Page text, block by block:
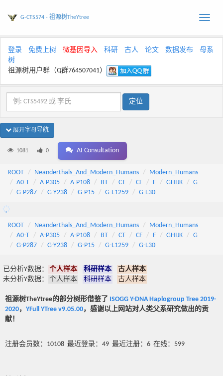
Toggle
G-CTS574 - 祖源树TheYtree
登录 免费上树 微基因导入 科研 古人 论文 数据发布
母系
树
祖源树用户群（Q群764507041）
展开字母导航
1081 0 AI Consultation
ROOT Neanderthals_And_Modern_Humans
Modern_Humans
A0-T
A-P305 A-P108 BT CT CF F GHIJK
G
G-P287
G-Y238 G-P15 G-L1259 G-L30
ROOT Neanderthals_And_Modern_Humans
Modern_Humans
A0-T
A-P305 A-P108 BT CT CF F GHIJK
G
G-P287
G-Y238 G-P15 G-L1259 G-L30
已分析Y数据： 个人样本 科研样本
古人样本
未分析Y数据：
个人样本 科研样本 古人样本
祖源树TheYtree的部分树形借鉴了 ISOGG Y-DNA Haplogroup Tree 2019-
2020， YFull YTree v9.05.00，感谢以上网站对人类父系研究做出的贡
献！
注册会员数：10108 最近登录：49 最近注册：6 在线：599